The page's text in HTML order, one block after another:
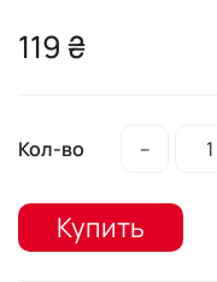
119 ₴
Кол-во –
Купить